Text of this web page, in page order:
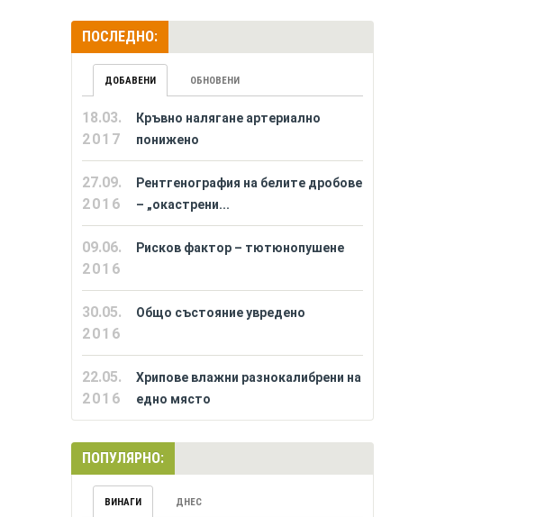
ПОСЛЕДНО:
ДОБАВЕНИ ОБНОВЕНИ
18.03.
2017
Кръвно налягане артериално
понижено
27.09.
2016
Рентгенография на белите дробове
– „окастрени...
09.06.
2016
Рисков фактор – тютюнопушене
30.05.
2016
Общо състояние увредено
22.05.
2016
Хрипове влажни разнокалибрени на
едно място
ПОПУЛЯРНО:
ВИНАГИ ДНЕС